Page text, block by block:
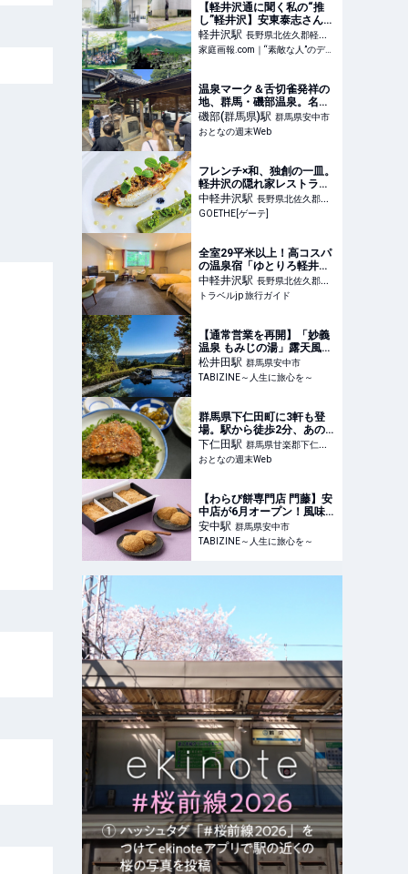
【軽井沢通に聞く私の“推
し”軽井沢】安東泰志さん・
恵さんご夫妻、IKKOさん、
石井幹子さん、上原回恩さ
ん | 家庭画報.com｜“素敵
軽井沢駅 長野県北佐久郡軽井
沢町
家庭画報.com｜“素敵な人”のディレクトリ
温泉マーク＆舌切雀発祥の
地、群馬・磯部温泉。名物
「磯部せんべい」がサクサ
クな理由とは？
磯部(群馬県)駅 群馬県安中市
おとなの週末Web
フレンチ×和、独創の一皿。
軽井沢の隠れ家レストラン
「無彩庵 池田」
中軽井沢駅 長野県北佐久郡軽
井沢町
GOETHE[ゲーテ]
全室29平米以上！高コスパ
の温泉宿「ゆとりろ軽井沢
ホテル」 | 長野県 | トラベル
jp 旅行ガイド
中軽井沢駅 長野県北佐久郡軽
井沢町
トラベルjp 旅行ガイド
【通常営業を再開】「妙義
温泉 もみじの湯」露天風呂
利用者に先着で記念品プレ
ゼントも | TABIZINE～人生
に旅心を～
松井田駅 群馬県安中市
TABIZINE～人生に旅心を～
群馬県下仁田町に3軒も登
場。駅から徒歩2分、あの
人気グルメドラマに愛され
た終着駅の名物グルメ
下仁田駅 群馬県甘楽郡下仁田
町
おとなの週末Web
【わらび餅専門店 門藤】安
中店が6月オープン！風味
の違う3種のきな粉で味わ
う｜群馬 | TABIZINE～人生
に旅心を～
安中駅 群馬県安中市
TABIZINE～人生に旅心を～